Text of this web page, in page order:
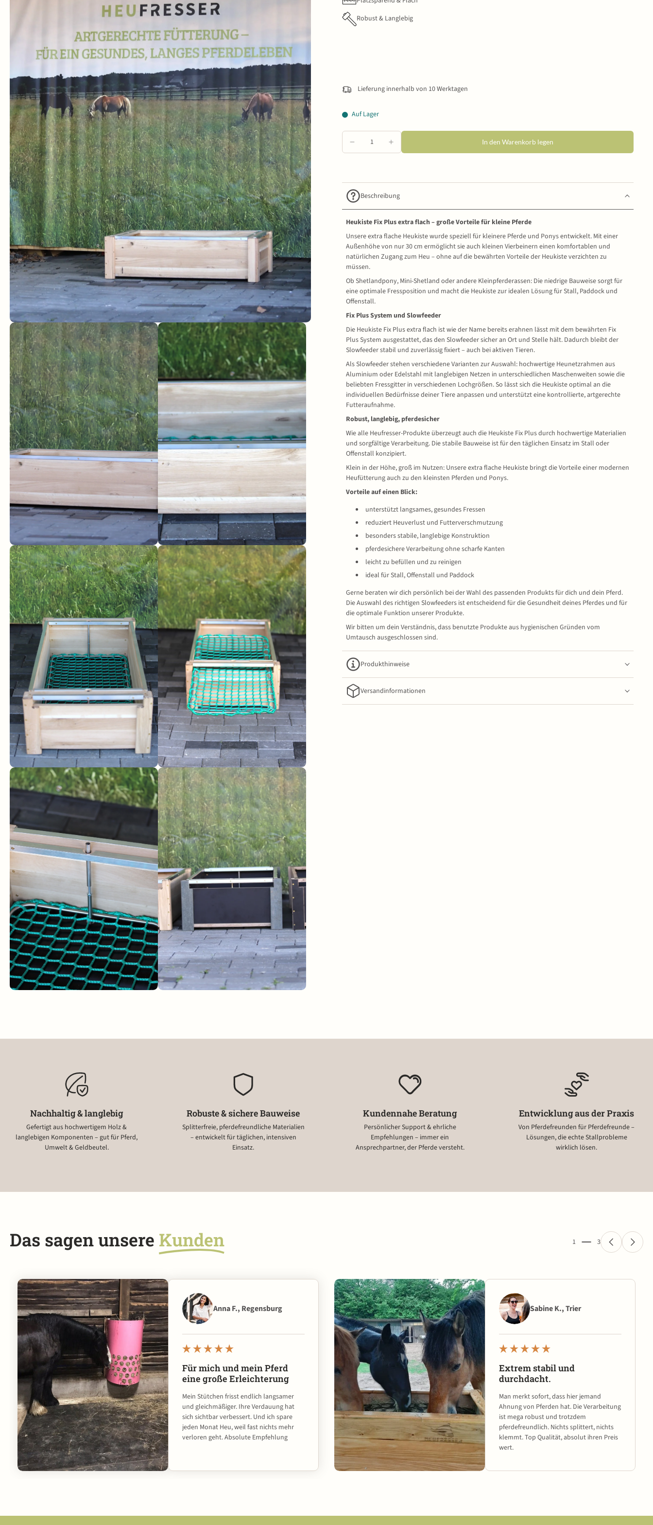
Robust & Langlebig
Lieferung innerhalb von 10 Werktagen
Auf Lager
In den Warenkorb legen
Beschreibung
Heukiste Fix Plus extra flach – große Vorteile für kleine Pferde
Unsere extra flache Heukiste wurde speziell für kleinere Pferde und Ponys entwickelt. Mit einer
Außenhöhe von nur 30 cm ermöglicht sie auch kleinen Vierbeinern einen komfortablen und
natürlichen Zugang zum Heu – ohne auf die bewährten Vorteile der Heukiste verzichten zu
müssen.
Ob Shetlandpony, Mini-Shetland oder andere Kleinpferderassen: Die niedrige Bauweise sorgt für
eine optimale Fressposition und macht die Heukiste zur idealen Lösung für Stall, Paddock und
Offenstall.
Fix Plus System und Slowfeeder
Die Heukiste Fix Plus extra flach ist wie der Name bereits erahnen lässt mit dem bewährten Fix
Plus System ausgestattet, das den Slowfeeder sicher an Ort und Stelle hält. Dadurch bleibt der
Slowfeeder stabil und zuverlässig fixiert – auch bei aktiven Tieren.
Als Slowfeeder stehen verschiedene Varianten zur Auswahl: hochwertige Heunetzrahmen aus
Aluminium oder Edelstahl mit langlebigen Netzen in unterschiedlichen Maschenweiten sowie die
beliebten Fressgitter in verschiedenen Lochgrößen. So lässt sich die Heukiste optimal an die
individuellen Bedürfnisse deiner Tiere anpassen und unterstützt eine kontrollierte, artgerechte
Futteraufnahme.
Robust, langlebig, pferdesicher
Wie alle Heufresser-Produkte überzeugt auch die Heukiste Fix Plus durch hochwertige Materialien
und sorgfältige Verarbeitung. Die stabile Bauweise ist für den täglichen Einsatz im Stall oder
Offenstall konzipiert.
Klein in der Höhe, groß im Nutzen: Unsere extra flache Heukiste bringt die Vorteile einer modernen
Heufütterung auch zu den kleinsten Pferden und Ponys.
Vorteile auf einen Blick:
unterstützt langsames, gesundes Fressen
reduziert Heuverlust und Futterverschmutzung
besonders stabile, langlebige Konstruktion
pferdesichere Verarbeitung ohne scharfe Kanten
leicht zu befüllen und zu reinigen
ideal für Stall, Offenstall und Paddock
Gerne beraten wir dich persönlich bei der Wahl des passenden Produkts für dich und dein Pferd.
Die Auswahl des richtigen Slowfeeders ist entscheidend für die Gesundheit deines Pferdes und für
die optimale Funktion unserer Produkte.
Wir bitten um dein Verständnis, dass benutzte Produkte aus hygienischen Gründen vom
Umtausch ausgeschlossen sind.
Produkthinweise
Versandinformationen
Nachhaltig & langlebig
Gefertigt aus hochwertigem Holz &
langlebigen Komponenten – gut für Pferd,
Umwelt & Geldbeutel.
Robuste & sichere Bauweise
Splitterfreie, pferdefreundliche Materialien
– entwickelt für täglichen, intensiven
Einsatz.
Kundennahe Beratung
Persönlicher Support & ehrliche
Empfehlungen – immer ein
Ansprechpartner, der Pferde versteht.
Entwicklung aus der Praxis
Von Pferdefreunden für Pferdefreunde –
Lösungen, die echte Stallprobleme
wirklich lösen.
Das sagen unsere Kunden 1 3
Anna F., Regensburg
Für mich und mein Pferd
eine große Erleichterung
Mein Stütchen frisst endlich langsamer
und gleichmäßiger. Ihre Verdauung hat
sich sichtbar verbessert. Und ich spare
jeden Monat Heu, weil fast nichts mehr
verloren geht. Absolute Empfehlung
Sabine K., Trier
Extrem stabil und
durchdacht.
Man merkt sofort, dass hier jemand
Ahnung von Pferden hat. Die Verarbeitung
ist mega robust und trotzdem
pferdefreundlich. Nichts splittert, nichts
klemmt. Top Qualität, absolut ihren Preis
wert.